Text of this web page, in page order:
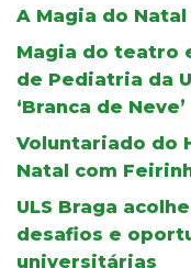
A Magia do Natal
Magia do teatro
de Pediatria da
‘Branca de Neve’
Voluntariado do
Natal com
ULS Braga
desafios e
universitárias